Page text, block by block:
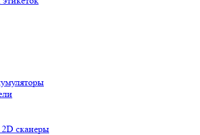
сканеры